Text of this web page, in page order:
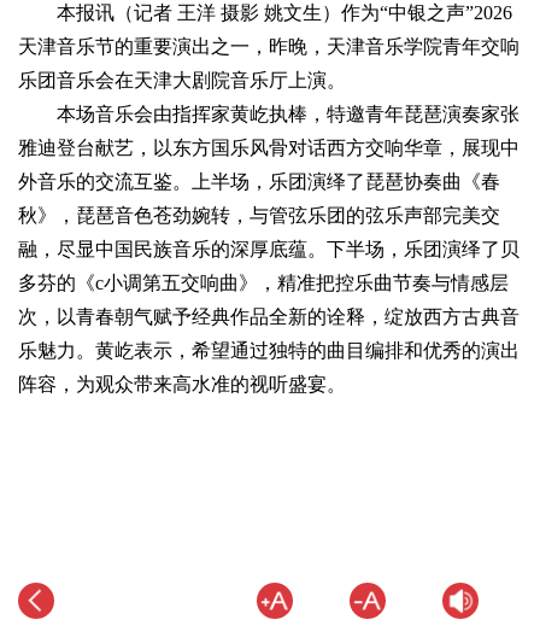
本报讯（记者 王洋 摄影 姚文生）作为“中银之声”2026
天津音乐节的重要演出之一，昨晚，天津音乐学院青年交响
乐团音乐会在天津大剧院音乐厅上演。
本场音乐会由指挥家黄屹执棒，特邀青年琵琶演奏家张
雅迪登台献艺，以东方国乐风骨对话西方交响华章，展现中
外音乐的交流互鉴。上半场，乐团演绎了琵琶协奏曲《春
秋》，琵琶音色苍劲婉转，与管弦乐团的弦乐声部完美交
融，尽显中国民族音乐的深厚底蕴。下半场，乐团演绎了贝
多芬的《c小调第五交响曲》，精准把控乐曲节奏与情感层
次，以青春朝气赋予经典作品全新的诠释，绽放西方古典音
乐魅力。黄屹表示，希望通过独特的曲目编排和优秀的演出
阵容，为观众带来高水准的视听盛宴。